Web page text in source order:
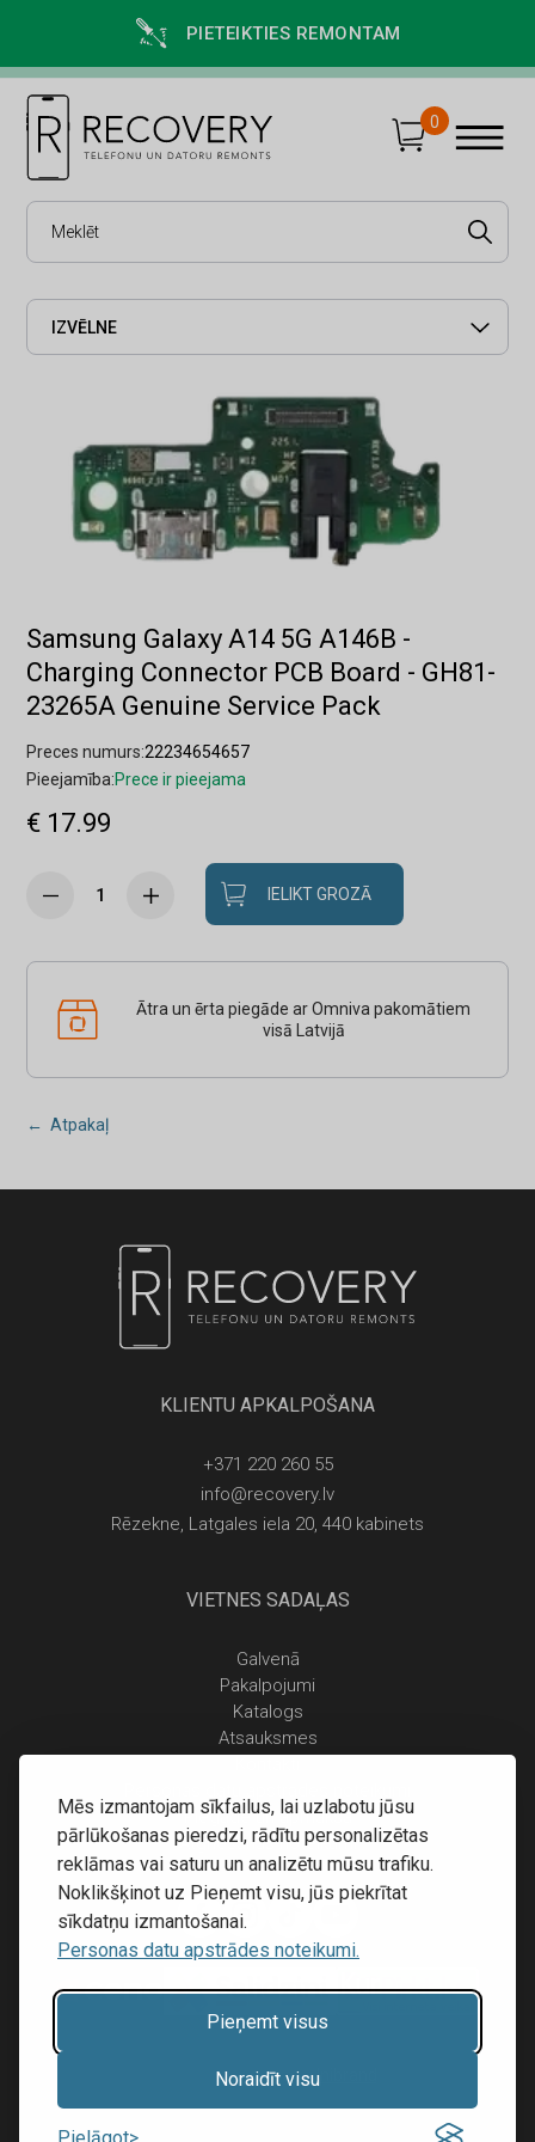
Mēs izmantojam sīkfailus, lai uzlabotu jūsu
pārlūkošanas pieredzi, rādītu personalizētas
reklāmas vai saturu un analizētu mūsu trafiku.
Noklikšķinot uz Pieņemt visu, jūs piekrītat
sīkdatņu izmantošanai.
Personas datu apstrādes noteikumi.
Pieņemt visus
Noraidīt visu
PIETEIKTIES REMONTAM
0
IZVĒLNE
Samsung Galaxy A14 5G A146B -
Charging Connector PCB Board - GH81-
23265A Genuine Service Pack
Preces numurs:22234654657
Pieejamība:Prece ir pieejama
€ 17.99
IELIKT GROZĀ
Ātra un ērta piegāde ar Omniva pakomātiem
visā Latvijā
← Atpakaļ
KLIENTU APKALPOŠANA
+371 220 260 55
info@recovery.lv
Rēzekne, Latgales iela 20, 440 kabinets
VIETNES SADAĻAS
Galvenā
Pakalpojumi
Katalogs
Atsauksmes
Piegāde un apmaksa
Atgriešanas noteikumi
Mājas lapu izstrāde:Inibrand